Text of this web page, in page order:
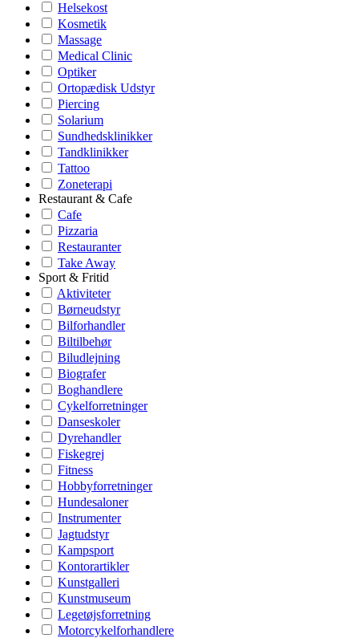
Helsekost
Kosmetik
Massage
Medical Clinic
Optiker
Ortopædisk Udstyr
Piercing
Solarium
Sundhedsklinikker
Tandklinikker
Tattoo
Zoneterapi
Restaurant & Cafe
Cafe
Pizzaria
Restauranter
Take Away
Sport & Fritid
Aktiviteter
Børneudstyr
Bilforhandler
Biltilbehør
Biludlejning
Biografer
Boghandlere
Cykelforretninger
Danseskoler
Dyrehandler
Fiskegrej
Fitness
Hobbyforretninger
Hundesaloner
Instrumenter
Jagtudstyr
Kampsport
Kontorartikler
Kunstgalleri
Kunstmuseum
Legetøjsforretning
Motorcykelforhandlere